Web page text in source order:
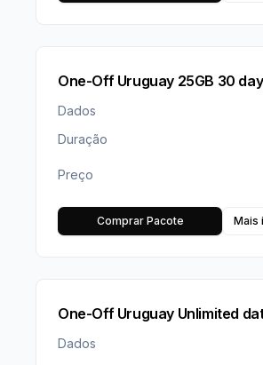
One-Off Uruguay 25GB 30
Dados
Duração
Preço
Comprar Pacote Mais
One-Off Uruguay Unlimited
Dados